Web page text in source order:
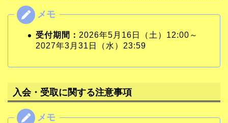
受付期間： 2026年5月16日（土）12:00～
2027年3月31日（水）23:59
入会・受取に関する注意事項